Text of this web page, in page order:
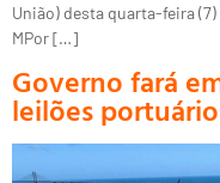
União) desta quarta-feira
MPor […]
Governo fará
leilões